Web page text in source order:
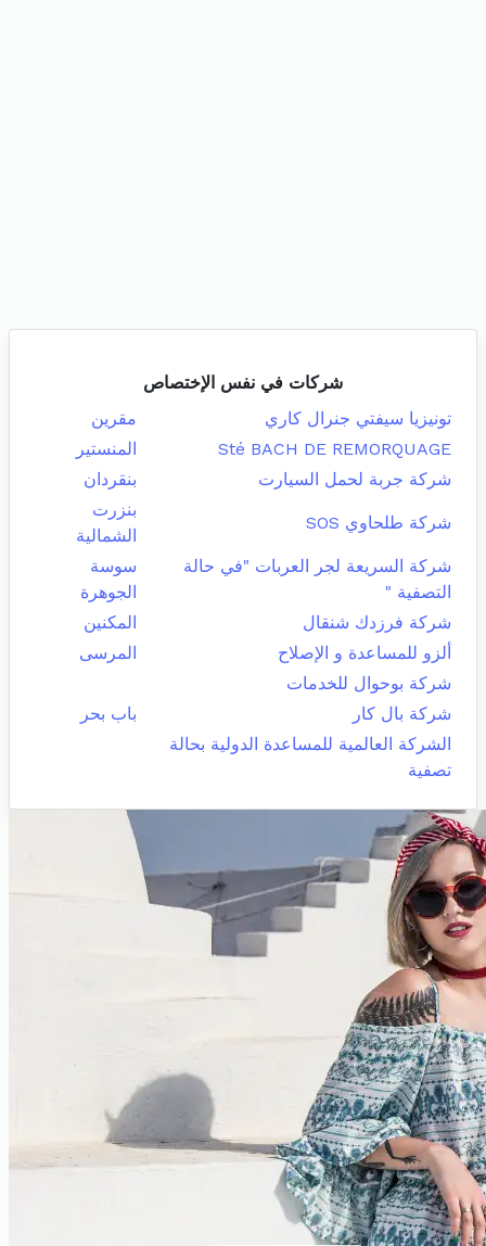
شركات في نفس الإختصاص
تونيزيا سيفتي جنرال كاري
مقرين
Sté BACH DE REMORQUAGE
المنستير
شركة جربة لحمل السيارت
بنقردان
شركة طلحاوي SOS
بنزرت
الشمالية
شركة السريعة لجر العربات "في حالة
التصفية "
سوسة
الجوهرة
شركة فرزدك شنقال
المكنين
ألزو للمساعدة و الإصلاح
المرسى
شركة بوحوال للخدمات
شركة بال كار
باب بحر
الشركة العالمية للمساعدة الدولية بحالة
تصفية